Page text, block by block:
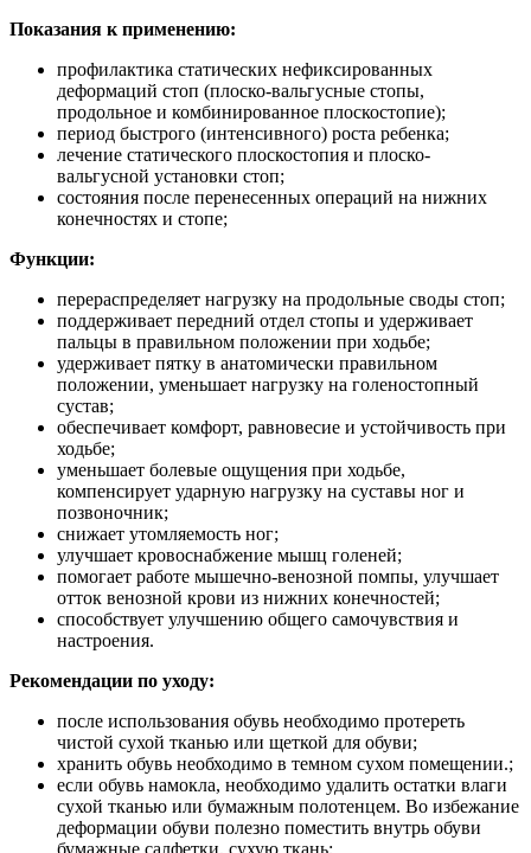
Показания к применению:
профилактика статических нефиксированных
деформаций стоп (плоско-вальгусные стопы,
продольное и комбинированное плоскостопие);
период быстрого (интенсивного) роста ребенка;
лечение статического плоскостопия и плоско-
вальгусной установки стоп;
состояния после перенесенных операций на нижних
конечностях и стопе;
Функции:
перераспределяет нагрузку на продольные своды стоп;
поддерживает передний отдел стопы и удерживает
пальцы в правильном положении при ходьбе;
удерживает пятку в анатомически правильном
положении, уменьшает нагрузку на голеностопный
сустав;
обеспечивает комфорт, равновесие и устойчивость при
ходьбе;
уменьшает болевые ощущения при ходьбе,
компенсирует ударную нагрузку на суставы ног и
позвоночник;
снижает утомляемость ног;
улучшает кровоснабжение мышц голеней;
помогает работе мышечно-венозной помпы, улучшает
отток венозной крови из нижних конечностей;
способствует улучшению общего самочувствия и
настроения.
Рекомендации по уходу:
после использования обувь необходимо протереть
чистой сухой тканью или щеткой для обуви;
хранить обувь необходимо в темном сухом помещении.;
если обувь намокла, необходимо удалить остатки влаги
сухой тканью или бумажным полотенцем. Во избежание
деформации обуви полезно поместить внутрь обуви
бумажные салфетки, сухую ткань;